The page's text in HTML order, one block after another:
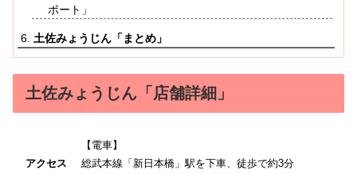
ポート」
土佐みょうじん「まとめ」
土佐みょうじん「店舗詳細」
アクセス
【電車】
総武本線「新日本橋」駅を下車、徒歩で約3分